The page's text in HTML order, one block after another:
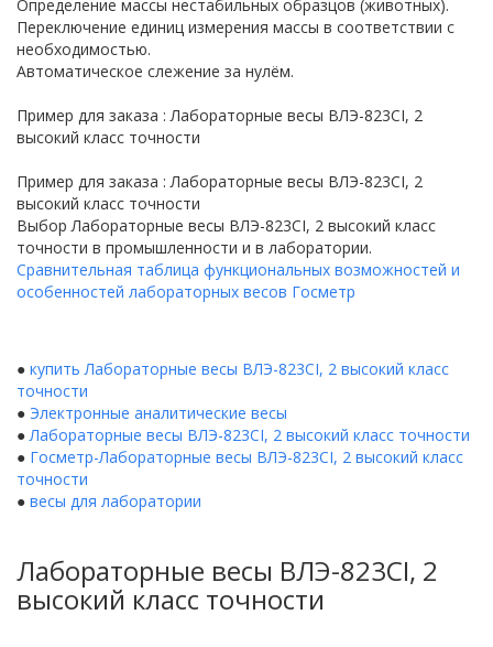
Определение массы нестабильных образцов (животных).
Переключение единиц измерения массы в соответствии с
необходимостью.
Автоматическое слежение за нулём.
Пример для заказа : Лабораторные весы ВЛЭ-823CI, 2
высокий класс точности
Пример для заказа : Лабораторные весы ВЛЭ-823CI, 2
высокий класс точности
Выбор Лабораторные весы ВЛЭ-823CI, 2 высокий класс
точности в промышленности и в лаборатории.
Сравнительная таблица функциональных возможностей и
особенностей лабораторных весов Госметр
● купить Лабораторные весы ВЛЭ-823CI, 2 высокий класс
точности
● Электронные аналитические весы
● Лабораторные весы ВЛЭ-823CI, 2 высокий класс точности
● Госметр-Лабораторные весы ВЛЭ-823CI, 2 высокий класс
точности
● весы для лаборатории
Лабораторные весы ВЛЭ-823CI, 2
высокий класс точности